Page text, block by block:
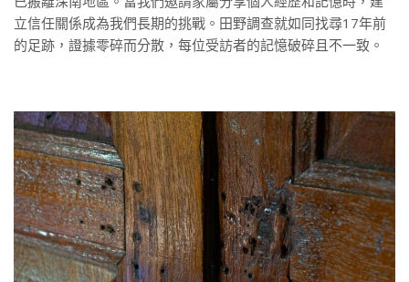
立信任關係成為我們長期的挑戰。田野調查就如同找尋17年前
的足跡，證據零碎而分散，每位受訪者的記憶破碎且不一致。